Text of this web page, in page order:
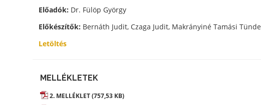
Előadók: Dr. Fülöp György
Előkészítők: Bernáth Judit, Czaga Judit, Makrányiné Tamási Tünde
Letöltés
MELLÉKLETEK
2. MELLÉKLET (757,53 KB)